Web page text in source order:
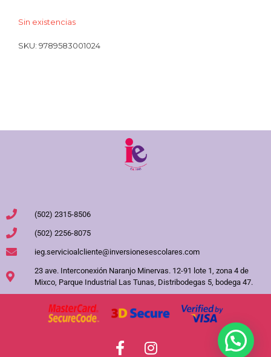
Sin existencias
SKU: 9789583001024
(502) 2315-8506
(502) 2256-8075
ieg.servicioalcliente@inversionesescolares.com
23 ave. Interconexión Naranjo Minervas. 12-91 lote 1, zona 4 de
Mixco, Parque Industrial Las Tunas, Distribodegas 5, bodega 47.